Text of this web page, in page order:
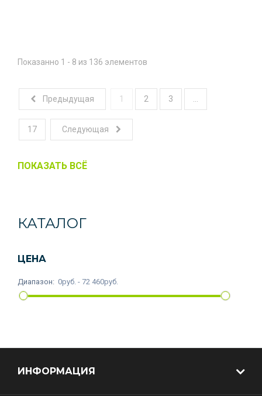
Показанно 1 - 8 из 136 элементов
Предыдущая 1 2 3
17 Следующая
ПОКАЗАТЬ ВСЁ
КАТАЛОГ
ЦЕНА
Диапазон: 0руб. - 72 460руб.
ИНФОРМАЦИЯ